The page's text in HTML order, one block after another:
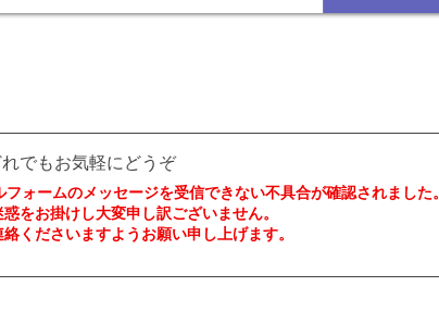
でもお気軽にどうぞ​
ォームのメッセージを受信できない不具合が確認されました。
をお掛けし大変申し訳ございません。
くださいますようお願い申し上げます。